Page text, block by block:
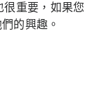
很重要，如果
的興趣。